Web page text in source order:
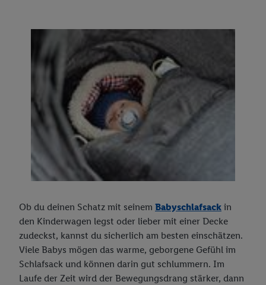
Ob du deinen Schatz mit seinem Babyschlafsack in
den Kinderwagen legst oder lieber mit einer Decke
zudeckst, kannst du sicherlich am besten einschätzen.
Viele Babys mögen das warme, geborgene Gefühl im
Schlafsack und können darin gut schlummern. Im
Laufe der Zeit wird der Bewegungsdrang stärker, dann